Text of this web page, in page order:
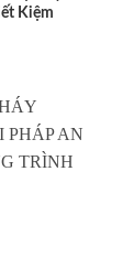
Kiệm